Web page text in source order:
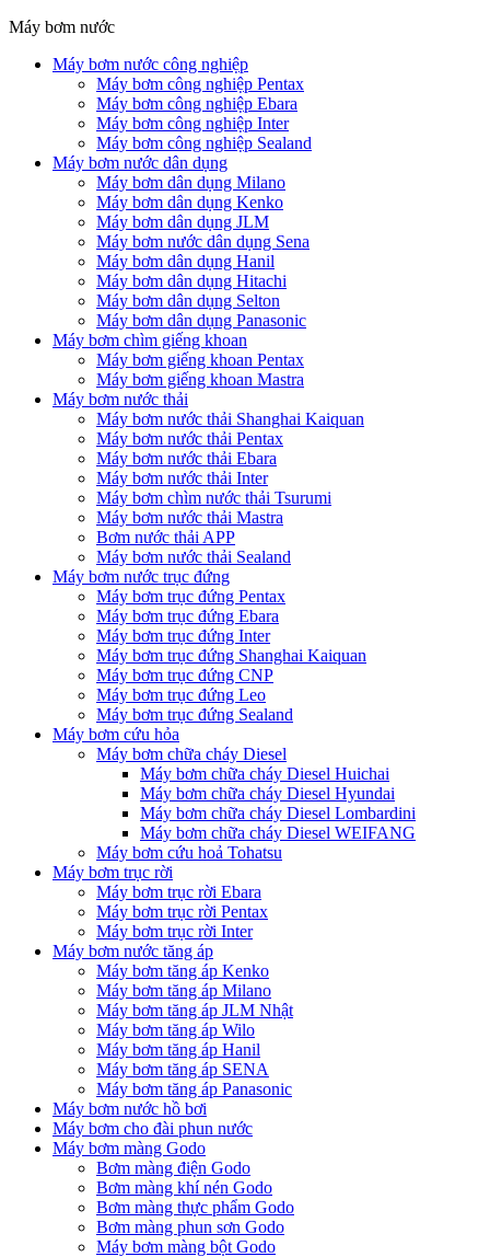
Máy bơm nước
Máy bơm nước công nghiệp
Máy bơm công nghiệp Pentax
Máy bơm công nghiệp Ebara
Máy bơm công nghiệp Inter
Máy bơm công nghiệp Sealand
Máy bơm nước dân dụng
Máy bơm dân dụng Milano
Máy bơm dân dụng Kenko
Máy bơm dân dụng JLM
Máy bơm nước dân dụng Sena
Máy bơm dân dụng Hanil
Máy bơm dân dụng Hitachi
Máy bơm dân dụng Selton
Máy bơm dân dụng Panasonic
Máy bơm chìm giếng khoan
Máy bơm giếng khoan Pentax
Máy bơm giếng khoan Mastra
Máy bơm nước thải
Máy bơm nước thải Shanghai Kaiquan
Máy bơm nước thải Pentax
Máy bơm nước thải Ebara
Máy bơm nước thải Inter
Máy bơm chìm nước thải Tsurumi
Máy bơm nước thải Mastra
Bơm nước thải APP
Máy bơm nước thải Sealand
Máy bơm nước trục đứng
Máy bơm trục đứng Pentax
Máy bơm trục đứng Ebara
Máy bơm trục đứng Inter
Máy bơm trục đứng Shanghai Kaiquan
Máy bơm trục đứng CNP
Máy bơm trục đứng Leo
Máy bơm trục đứng Sealand
Máy bơm cứu hỏa
Máy bơm chữa cháy Diesel
Máy bơm chữa cháy Diesel Huichai
Máy bơm chữa cháy Diesel Hyundai
Máy bơm chữa cháy Diesel Lombardini
Máy bơm chữa cháy Diesel WEIFANG
Máy bơm cứu hoả Tohatsu
Máy bơm trục rời
Máy bơm trục rời Ebara
Máy bơm trục rời Pentax
Máy bơm trục rời Inter
Máy bơm nước tăng áp
Máy bơm tăng áp Kenko
Máy bơm tăng áp Milano
Máy bơm tăng áp JLM Nhật
Máy bơm tăng áp Wilo
Máy bơm tăng áp Hanil
Máy bơm tăng áp SENA
Máy bơm tăng áp Panasonic
Máy bơm nước hồ bơi
Máy bơm cho đài phun nước
Máy bơm màng Godo
Bơm màng điện Godo
Bơm màng khí nén Godo
Bơm màng thực phẩm Godo
Bơm màng phun sơn Godo
Máy bơm màng bột Godo